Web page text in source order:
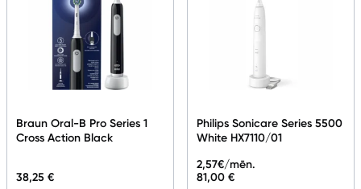
Braun Oral-B Pro Series 1
Cross Action Black
38,25 €
Philips Sonicare Series 5500
White HX7110/01
81,00 €
2,57€/mēn.